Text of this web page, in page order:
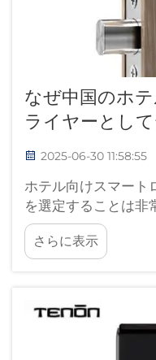
なぜ中国のホ
ライヤーとし
2025-06-30 11:58:55
ホテル向けスマート
を選定することは非
れた選択肢です。当
い高品質なロックを
は、確実に機能し、
ており、...
さらに表示